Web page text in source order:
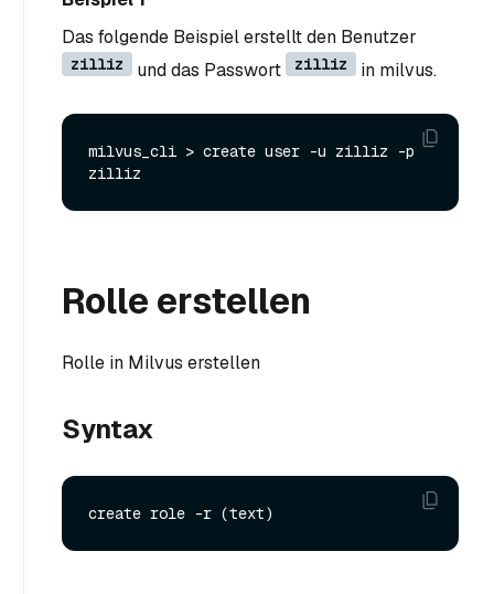
Das folgende Beispiel erstellt den Benutzer
zilliz und das Passwort zilliz in milvus.
milvus_cli > create user -u zilliz -p
Rolle erstellen
Rolle in Milvus erstellen
Syntax